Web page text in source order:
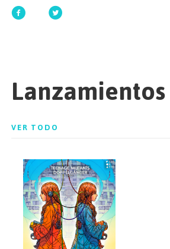
ESPAÑOL/ENGLISH
Lanzamientos
VER TODO